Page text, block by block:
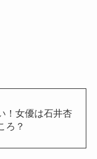
！女優は石井杏
ろ？